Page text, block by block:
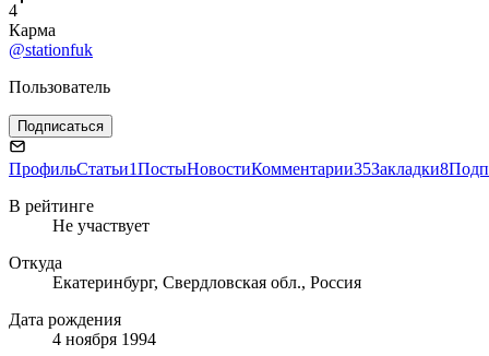
4
Карма
@stationfuk
Пользователь
Подписаться
ПрофильСтатьи1ПостыНовостиКомментарии35Закладки8
В рейтинге
Не участвует
Откуда
Екатеринбург, Свердловская обл., Россия
Дата рождения
4 ноября 1994